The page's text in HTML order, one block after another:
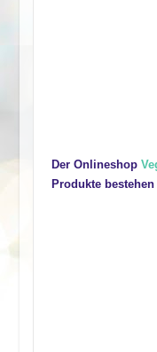
Der Onlineshop
Produkte